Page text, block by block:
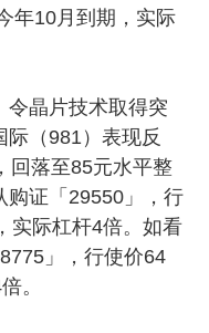
年10月到期，实际
晶片技术取得突
（981）表现反
回落至85元水平整
购证「29550」，行
实际杠杆4倍。如看
」，行使价64
。